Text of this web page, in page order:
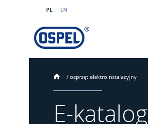
PL EN
/ osprzęt elektroinstalacyjny
E-katalog